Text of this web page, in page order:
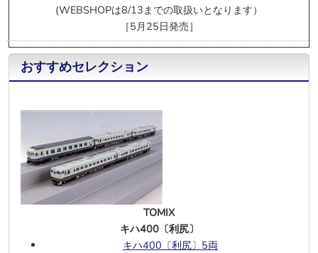
入荷しました
マイクロエース(N)
キハ48形 「リゾートうみねこ」 3両
キハ48形 「みのり」 3両
近鉄23000系 伊勢志摩ライナー 白色ヘ
ッドライト 黄編成 6両
8/1
KATO(N)
キハ52 651 ヤマタノオロチ塗装タイプ
7/31
カツミ(J)
小田急1000形 未更新・地下鉄対応車
シングルアームパンタ 6両
(WEBSHOPは8/13までの取扱いとなります）
［5月25日発売］
おすすめセレクション
TOMIX
キハ400〔利尻〕
キハ400〔利尻〕5両